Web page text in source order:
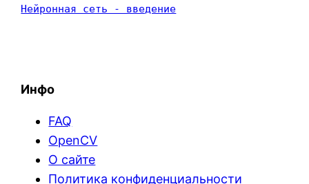
Нейронная сеть - введение
Инфо
FAQ
OpenCV
О сайте
Политика конфиденциальности